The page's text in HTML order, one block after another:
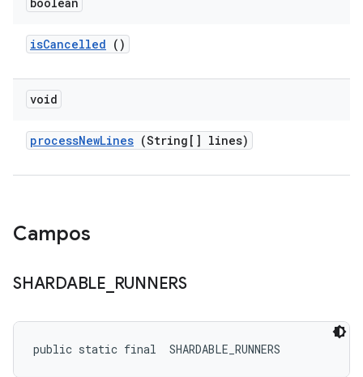
isCancelled ()
void
processNewLines (String[] lines)
Campos
SHARDABLE RUNNERS
public static final SHARDABLE_RUNNERS